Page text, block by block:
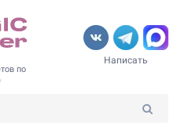
по
Написать